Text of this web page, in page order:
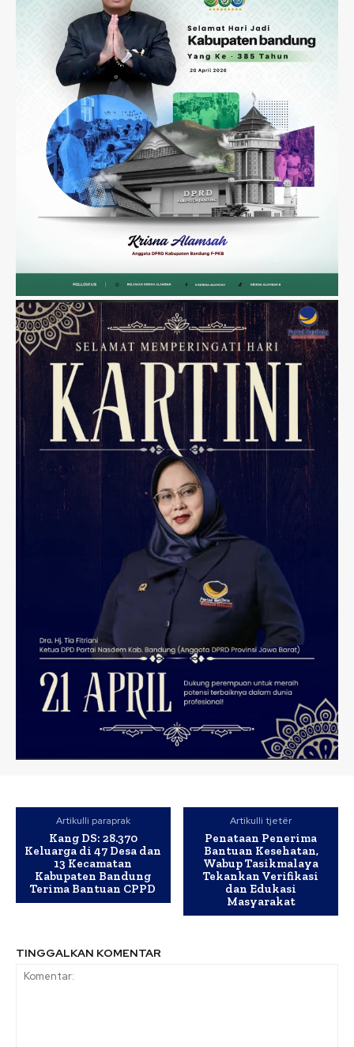
Artikulli paraprak
Kang DS: 28.370
Keluarga di 47 Desa dan
13 Kecamatan
Kabupaten Bandung
Terima Bantuan CPPD
Artikulli tjetër
Penataan Penerima
Bantuan Kesehatan,
Wabup Tasikmalaya
Tekankan Verifikasi
dan Edukasi
Masyarakat
TINGGALKAN KOMENTAR